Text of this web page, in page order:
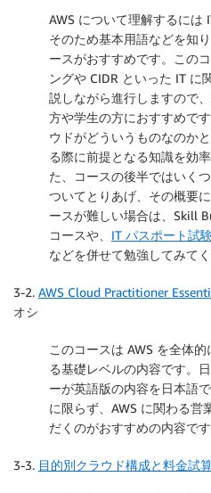
AWS について理解するには
そのため基本用語などを知
ースがおすすめです。この
ングや CIDR といった IT に
説しながら進行しますので
方や学生の方におすすめで
ウドがどういうものなのか
る際に前提となる知識を効
た、コースの後半ではいく
ついてとりあげ、その概要
ースが難しい場合は、Skill
コースや、 IT パスポート試
などを併せて勉強してみてく
3-2. AWS Cloud Practitioner
オシ
このコースは AWS を全体
る基礎レベルの内容です。
ーが英語版の内容を日本語
に限らず、AWS に関わる営
だくのがおすすめの内容です
3-3. 目的別クラウド構成と料金試